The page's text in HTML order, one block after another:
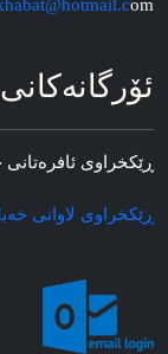
om
ڕێکخراوی
ڕێکخراوی لاوانی